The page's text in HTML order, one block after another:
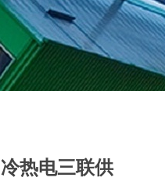
冷热电三联供